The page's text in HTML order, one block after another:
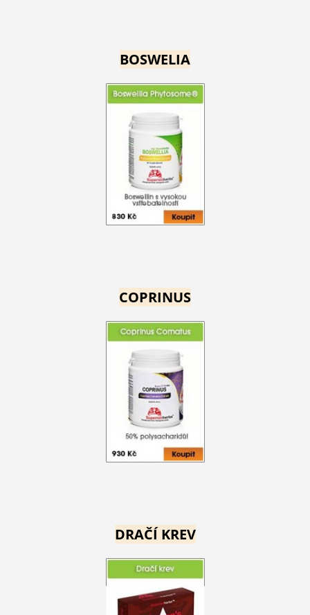
BOSWELIA
COPRINUS
DRAČÍ KREV